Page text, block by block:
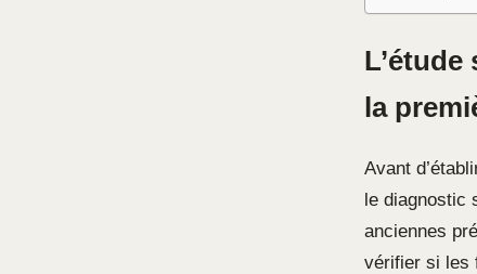
la
Avant
le diagnostic
anciennes
vérifier si les